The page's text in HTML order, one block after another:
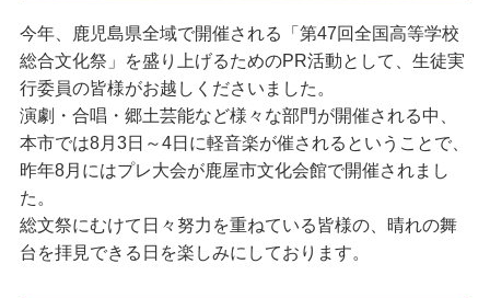
今年、鹿児島県全域で開催される「第47回全国高等学校
総合文化祭」を盛り上げるためのPR活動として、生徒実
行委員の皆様がお越しくださいました。
演劇・合唱・郷土芸能など様々な部門が開催される中、
本市では8月3日～4日に軽音楽が催されるということで、
昨年8月にはプレ大会が鹿屋市文化会館で開催されまし
た。
総文祭にむけて日々努力を重ねている皆様の、晴れの舞
台を拝見できる日を楽しみにしております。